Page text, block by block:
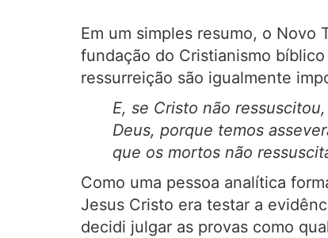
Em um simples resumo, o Novo
fundação do Cristianismo
ressurreição são igualmente
E, se Cristo não
Deus, porque temos
que os mortos não
Como uma pessoa analítica
Jesus Cristo era testar a
decidi julgar as provas como